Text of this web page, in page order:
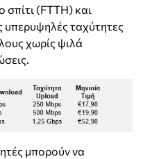
σπίτι (FTTH) και
ταχύτητες
χωρίς ψιλά
μπορούν να